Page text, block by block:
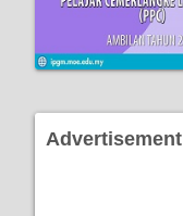
Advertisement